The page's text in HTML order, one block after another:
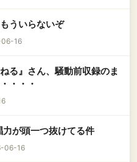
ういらないぞ
06-16
る』さん、騒動前収録のま
・・・
力が頭一つ抜けてる件
06-16